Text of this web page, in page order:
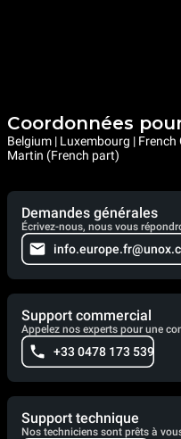
Coordonnées
Belgium | Luxembourg |
Martin (French part)
Demandes générales
Écrivez-nous, nous vous
Support commercial
Appelez nos experts pour une
+33 0478 173 539
Support technique
Nos techniciens sont prêts à